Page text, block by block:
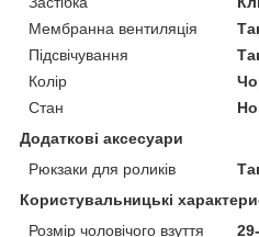
Мембранна вентиляція
Підсвічування
Колір
Стан
Додаткові аксесуари
Рюкзаки для роликів
Користувальницькі
Розмір чоловічого взуття